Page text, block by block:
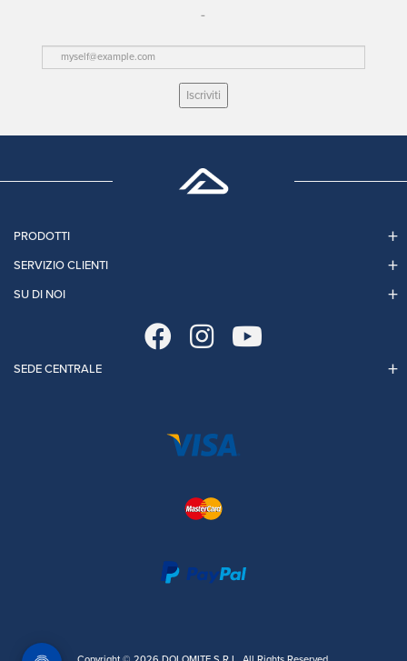
Iscriviti
PRODOTTI
SERVIZIO CLIENTI
SU DI NOI
SEDE CENTRALE